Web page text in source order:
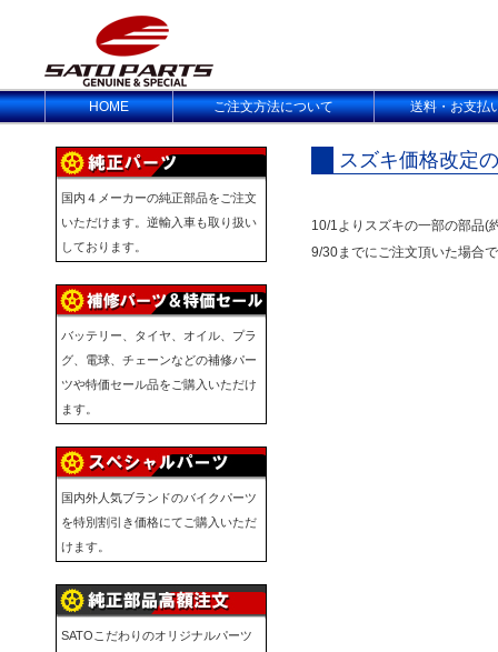
HOME ご注文方法について 送料・お支払
国内４メーカーの純正部品をご注文
いただけます。逆輸入車も取り扱い
しております。
バッテリー、タイヤ、オイル、プラ
グ、電球、チェーンなどの補修パー
ツや特価セール品をご購入いただけ
ます。
国内外人気ブランドのバイクパーツ
を特別割引き価格にてご購入いただ
けます。
SATOこだわりのオリジナルパーツ
スズキ価格改定
10/1よりスズキの一部の部品(
9/30までにご注文頂いた場合